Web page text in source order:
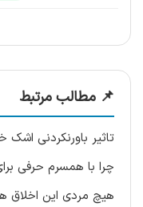
📌 مطالب مرتبط
تاثیر باورنکردنی
چرا با همسرم حرفی
هیچ مردی این